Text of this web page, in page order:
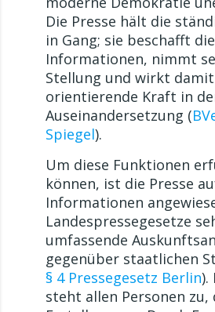
Die Presse hält die
in Gang; sie beschafft die
Informationen, nimmt
Stellung und wirkt
orientierende Kraft in
Auseinandersetzung (
Spiegel).
Um diese Funktionen
können, ist die Presse
Informationen
Landespressegesetze
umfassende
gegenüber staatlichen
§ 4 Pressegesetz Berlin).
steht allen Personen zu,